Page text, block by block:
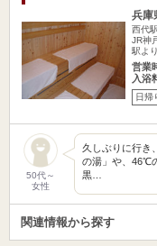
兵庫
西代
JR神
駅よ
営業
入浴
日帰
50代～
女性
久しぶりに行き
の湯」や、46℃
黒…
関連情報から探す